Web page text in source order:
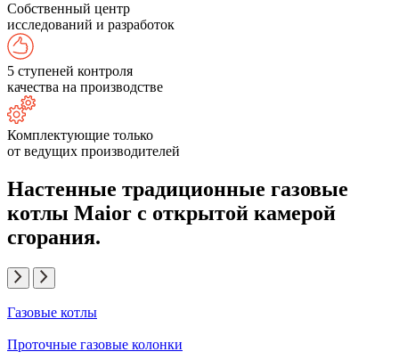
Собственный центр
исследований и разработок
5 ступеней контроля
качества на производстве
Комплектующие только
от ведущих производителей
Настенные традиционные газовые
котлы Maior с открытой камерой
сгорания.
Газовые котлы
Проточные газовые колонки